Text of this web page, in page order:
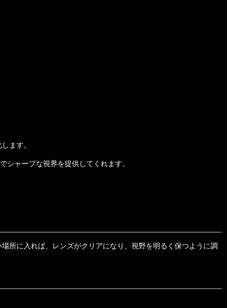
ます。
ャープな視界を提供してくれます。
所に入れば、レンズがクリアになり、視野を明るく保つように調